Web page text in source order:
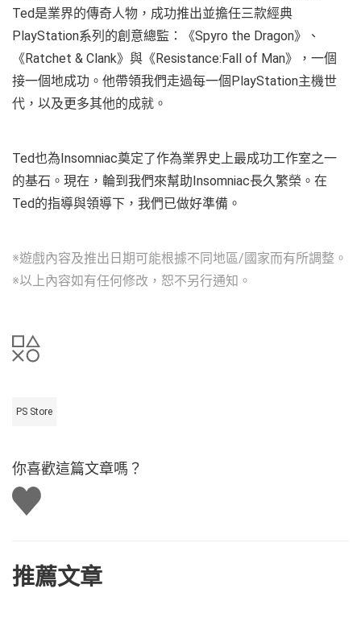
Ted是業界的傳奇人物，成功推出並擔任三款經典
PlayStation系列的創意總監：《Spyro the Dragon》、
《Ratchet & Clank》與《Resistance:Fall of Man》，一個
接一個地成功。他帶領我們走過每一個PlayStation主機世
代，以及更多其他的成就。
Ted也為Insomniac奠定了作為業界史上最成功工作室之一
的基石。現在，輪到我們來幫助Insomniac長久繁榮。在
Ted的指導與領導下，我們已做好準備。
※遊戲內容及推出日期可能根據不同地區/國家而有所調整。
※以上內容如有任何修改，恕不另行通知。
PS Store
你喜歡這篇文章嗎？
讚
推薦文章